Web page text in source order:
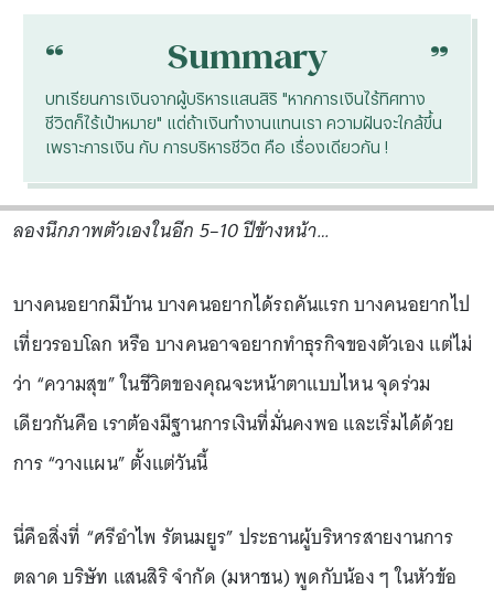
“ Summary “
บทเรียนการเงินจากผู้บริหารแสนสิริ "หากการเงินไร้ทิศทาง
ชีวิตก็ไร้เป้าหมาย" แต่ถ้าเงินทำงานแทนเรา ความฝันจะใกล้ขึ้น
เพราะการเงิน กับ การบริหารชีวิต คือ เรื่องเดียวกัน !
ลองนึกภาพตัวเองในอีก 5–10 ปีข้างหน้า…
บางคนอยากมีบ้าน บางคนอยากได้รถคันแรก บางคนอยากไป
เที่ยวรอบโลก หรือ บางคนอาจอยากทำธุรกิจของตัวเอง แต่ไม่
ว่า “ความสุข” ในชีวิตของคุณจะหน้าตาแบบไหน จุดร่วม
เดียวกันคือ เราต้องมีฐานการเงินที่มั่นคงพอ และเริ่มได้ด้วย
การ “วางแผน” ตั้งแต่วันนี้
นี่คือสิ่งที่ “ศรีอำไพ รัตนมยูร” ประธานผู้บริหารสายงานการ
ตลาด บริษัท แสนสิริ จำกัด (มหาชน) พูดกับน้อง ๆ ในหัวข้อ